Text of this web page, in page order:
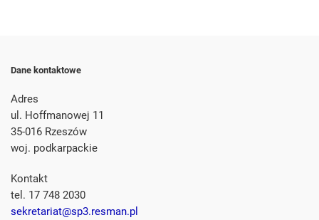
Dane kontaktowe
Adres
ul. Hoffmanowej 11
35-016 Rzeszów
woj. podkarpackie
Kontakt
tel. 17 748 2030
sekretariat@sp3.resman.pl